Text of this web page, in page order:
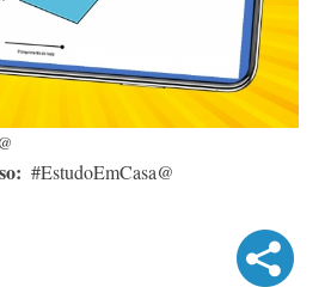
#EstudoEmCasa@